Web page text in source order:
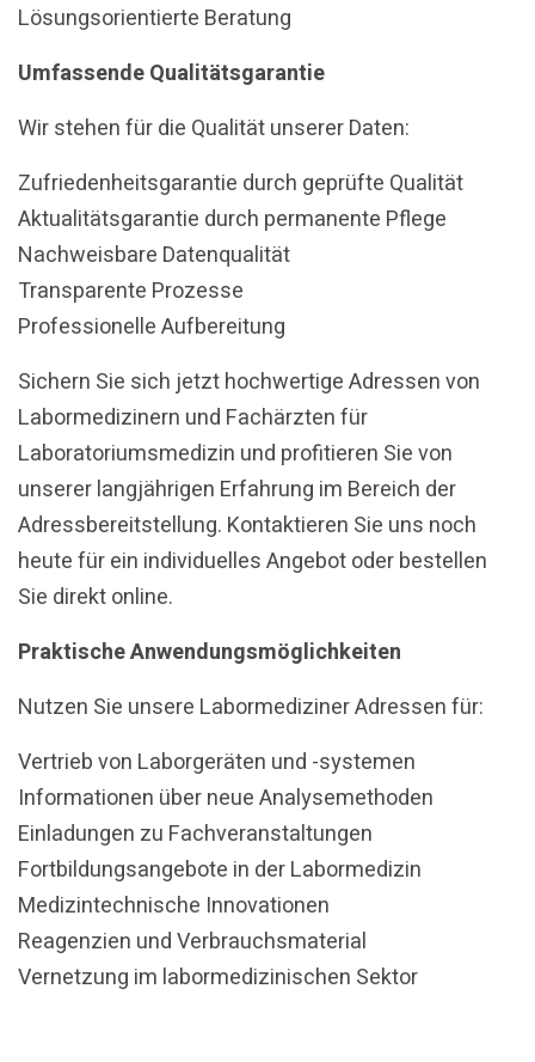
Lösungsorientierte Beratung
Umfassende Qualitätsgarantie
Wir stehen für die Qualität unserer Daten:
Zufriedenheitsgarantie durch geprüfte Qualität
Aktualitätsgarantie durch permanente Pflege
Nachweisbare Datenqualität
Transparente Prozesse
Professionelle Aufbereitung
Sichern Sie sich jetzt hochwertige Adressen von
Labormedizinern und Fachärzten für
Laboratoriumsmedizin und profitieren Sie von
unserer langjährigen Erfahrung im Bereich der
Adressbereitstellung. Kontaktieren Sie uns noch
heute für ein individuelles Angebot oder bestellen
Sie direkt online.
Praktische Anwendungsmöglichkeiten
Nutzen Sie unsere Labormediziner Adressen für:
Vertrieb von Laborgeräten und -systemen
Informationen über neue Analysemethoden
Einladungen zu Fachveranstaltungen
Fortbildungsangebote in der Labormedizin
Medizintechnische Innovationen
Reagenzien und Verbrauchsmaterial
Vernetzung im labormedizinischen Sektor